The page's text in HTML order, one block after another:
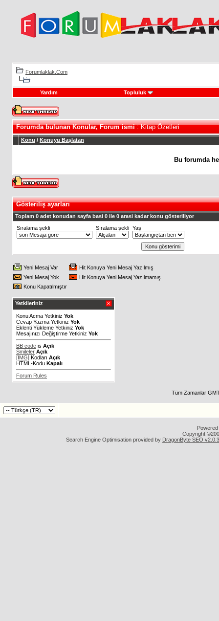
Forumlaklak.Com
Yardım Topluluk
Forumda bulunan Konular, Forum ismi: Kitap Özetleri
Konu / Konuyu Başlatan
Bu forumda
Gösteriliş ayarları
Toplam 0 adet konudan sayfa basi 0 ile 0 arasi kadar konu gösteriliyor
Sıralama şekli
Sıralama şekli Yaş
Yeni Mesaj Var
Hit Konuya Yeni Mesaj Yazılmış
Yeni Mesaj Yok
Hit Konuya Yeni Mesaj Yazılmamış
Konu Kapatılmıştır
Yetkileriniz
Konu Acma Yetkiniz Yok
Cevap Yazma Yetkiniz Yok
Eklenti Yükleme Yetkiniz Yok
Mesajınızı Değiştirme Yetkiniz Yok
BB code is Açık
Smileler Açık
[IMG] Kodları Açık
HTML-Kodu Kapalı
Forum Rules
Tüm Zamanlar
Copyright
Search Engine Optimisation provided by DragonByte SEO